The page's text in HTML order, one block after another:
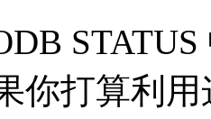
你打算利